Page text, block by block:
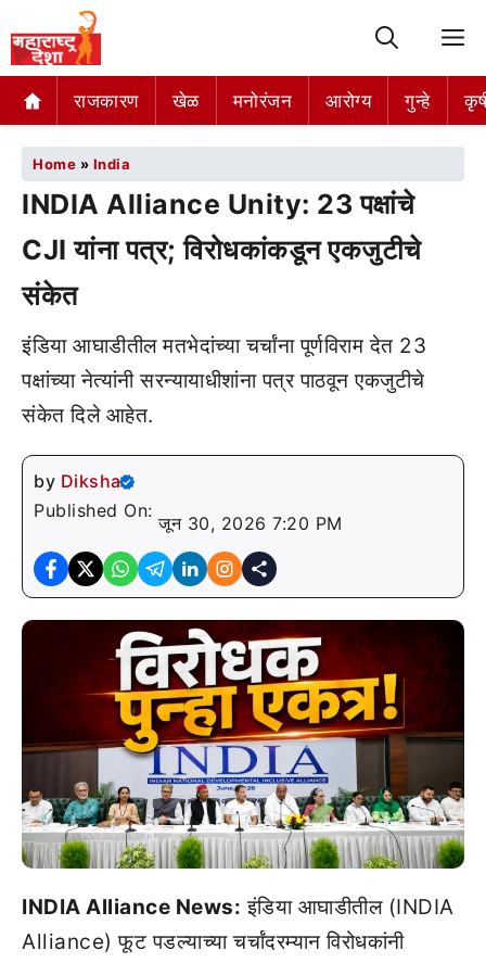
राजकारण खेळ मनोरंजन आरोग्य गुन्हे
Home » India
INDIA Alliance Unity: 23 पक्षांचे
CJI यांना पत्र; विरोधकांकडून एकजुटीचे
संकेत
इंडिया आघाडीतील मतभेदांच्या चर्चांना पूर्णविराम देत 23
पक्षांच्या नेत्यांनी सरन्यायाधीशांना पत्र पाठवून एकजुटीचे
संकेत दिले आहेत.
by Diksha
Published On:
जून 30, 2026 7:20 PM
INDIA Alliance News: इंडिया आघाडीतील (INDIA
Alliance) फूट पडल्याच्या चर्चांदरम्यान विरोधकांनी